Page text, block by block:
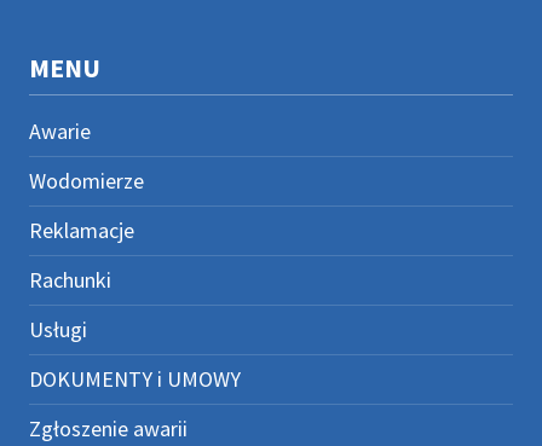
MENU
Awarie
Wodomierze
Reklamacje
Rachunki
Usługi
DOKUMENTY i UMOWY
Zgłoszenie awarii